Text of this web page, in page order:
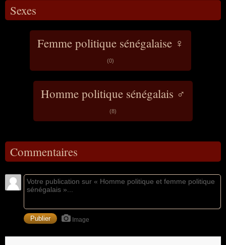
Sexes
Femme politique sénégalaise ♀
(0)
Homme politique sénégalais ♂
(8)
Commentaires
Image